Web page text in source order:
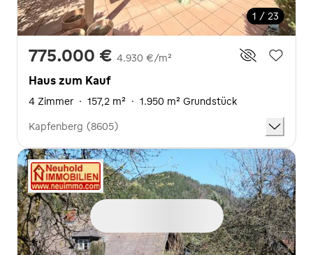
1 / 23
775.000 € 4.930 €/m²
Haus zum Kauf
4 Zimmer · 157,2 m² · 1.950 m² Grundstück
Kapfenberg (8605)